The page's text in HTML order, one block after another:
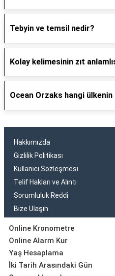
Tebyin ve temsil nedir?
Kolay kelimesinin zıt
Ocean Orzaks hangi ülkenin
Hakkımızda
Gizlilik Politikası
Kullanıcı Sözleşmesi
Telif Hakları ve Alıntı
Sorumluluk Reddi
Bize Ulaşın
Online Kronometre
Online Alarm Kur
Yaş Hesaplama
İki Tarih Arasındaki Gün